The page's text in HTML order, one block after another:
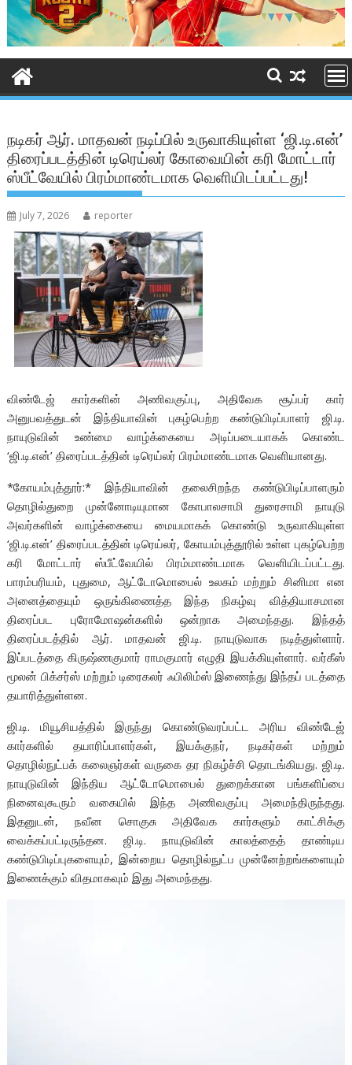
நடிகர் ஆர். மாதவன் நடிப்பில் உருவாகியுள்ள ‘ஜி.டி.என்’
திரைப்படத்தின் டிரெய்லர் கோவையின் கரி மோட்டார்
ஸ்பீட்வேயில் பிரம்மாண்டமாக வெளியிடப்பட்டது!
July 7, 2026 reporter
விண்டேஜ் கார்களின் அணிவகுப்பு, அதிவேக சூப்பர் கார்
அனுபவத்துடன் இந்தியாவின் புகழ்பெற்ற கண்டுபிடிப்பாளர் ஜி.டி.
நாயுடுவின் உண்மை வாழ்க்கையை அடிப்படையாகக் கொண்ட
‘ஜி.டி.என்’ திரைப்படத்தின் டிரெய்லர் பிரம்மாண்டமாக வெளியானது.
*கோயம்புத்தூர்:* இந்தியாவின் தலைசிறந்த கண்டுபிடிப்பாளரும்
தொழில்துறை முன்னோடியுமான கோபாலசாமி துரைசாமி நாயுடு
அவர்களின் வாழ்க்கையை மையமாகக் கொண்டு உருவாகியுள்ள
‘ஜி.டி.என்’ திரைப்படத்தின் டிரெய்லர், கோயம்புத்தூரில் உள்ள புகழ்பெற்ற
கரி மோட்டார் ஸ்பீட்வேயில் பிரம்மாண்டமாக வெளியிடப்பட்டது.
பாரம்பரியம், புதுமை, ஆட்டோமொபைல் உலகம் மற்றும் சினிமா என
அனைத்தையும் ஒருங்கிணைத்த இந்த நிகழ்வு வித்தியாசமான
திரைப்பட புரோமோஷன்களில் ஒன்றாக அமைந்தது. இந்தத்
திரைப்படத்தில் ஆர். மாதவன் ஜி.டி. நாயுடுவாக நடித்துள்ளார்.
இப்படத்தை கிருஷ்ணகுமார் ராமகுமார் எழுதி இயக்கியுள்ளார். வர்கீஸ்
மூலன் பிக்சர்ஸ் மற்றும் டிரைகலர் ஃபிலிம்ஸ் இணைந்து இந்தப் படத்தை
தயாரித்துள்ளன.
ஜி.டி. மியூசியத்தில் இருந்து கொண்டுவரப்பட்ட அரிய விண்டேஜ்
கார்களில் தயாரிப்பாளர்கள், இயக்குநர், நடிகர்கள் மற்றும்
தொழில்நுட்பக் கலைஞர்கள் வருகை தர நிகழ்ச்சி தொடங்கியது. ஜி.டி.
நாயுடுவின் இந்திய ஆட்டோமொபைல் துறைக்கான பங்களிப்பை
நினைவுகூரும் வகையில் இந்த அணிவகுப்பு அமைந்திருந்தது.
இதனுடன், நவீன சொகுசு அதிவேக கார்களும் காட்சிக்கு
வைக்கப்பட்டிருந்தன. ஜி.டி. நாயுடுவின் காலத்தைத் தாண்டிய
கண்டுபிடிப்புகளையும், இன்றைய தொழில்நுட்ப முன்னேற்றங்களையும்
இணைக்கும் விதமாகவும் இது அமைந்தது.